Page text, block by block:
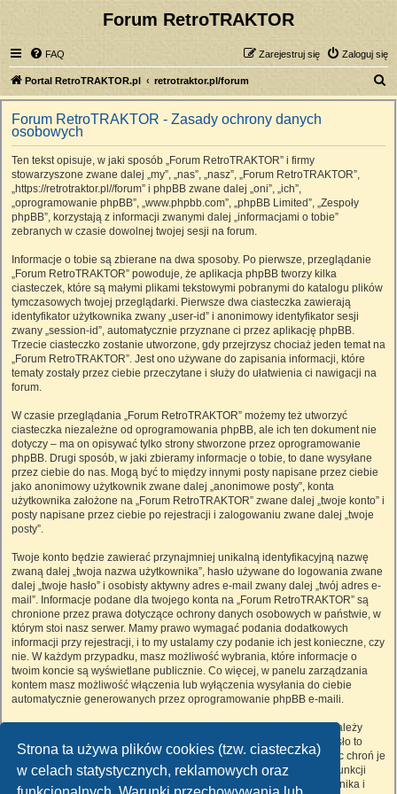
Strona ta używa plików cookies (tzw. ciasteczka)
w celach statystycznych, reklamowych oraz
Forum RetroTRAKTOR
FAQ Zaloguj się
Zarejestruj się
Portal RetroTRAKTOR.pl retrotraktor.pl/forum
z
Forum RetroTRAKTOR - Zasady ochrony danych
osobowych
Ten tekst opisuje, w jaki sposób „Forum RetroTRAKTOR” i firmy
stowarzyszone zwane dalej „my”, „nas”, „nasz”, „Forum RetroTRAKTOR”,
„https://retrotraktor.pl//forum” i phpBB zwane dalej „oni”, „ich”,
„oprogramowanie phpBB”, „www.phpbb.com”, „phpBB Limited”, „Zespoły
phpBB”, korzystają z informacji zwanymi dalej „informacjami o tobie”
zebranych w czasie dowolnej twojej sesji na forum.
Informacje o tobie są zbierane na dwa sposoby. Po pierwsze, przeglądanie
„Forum RetroTRAKTOR” powoduje, że aplikacja phpBB tworzy kilka
ciasteczek, które są małymi plikami tekstowymi pobranymi do katalogu plików
tymczasowych twojej przeglądarki. Pierwsze dwa ciasteczka zawierają
identyfikator użytkownika zwany „user-id” i anonimowy identyfikator sesji
zwany „session-id”, automatycznie przyznane ci przez aplikację phpBB.
Trzecie ciasteczko zostanie utworzone, gdy przejrzysz chociaż jeden temat na
„Forum RetroTRAKTOR”. Jest ono używane do zapisania informacji, które
tematy zostały przez ciebie przeczytane i służy do ułatwienia ci nawigacji na
forum.
W czasie przeglądania „Forum RetroTRAKTOR” możemy też utworzyć
ciasteczka niezależne od oprogramowania phpBB, ale ich ten dokument nie
dotyczy – ma on opisywać tylko strony stworzone przez oprogramowanie
phpBB. Drugi sposób, w jaki zbieramy informacje o tobie, to dane wysyłane
przez ciebie do nas. Mogą być to między innymi posty napisane przez ciebie
jako anonimowy użytkownik zwane dalej „anonimowe posty”, konta
użytkownika założone na „Forum RetroTRAKTOR” zwane dalej „twoje konto” i
posty napisane przez ciebie po rejestracji i zalogowaniu zwane dalej „twoje
posty”.
Twoje konto będzie zawierać przynajmniej unikalną identyfikacyjną nazwę
zwaną dalej „twoja nazwa użytkownika”, hasło używane do logowania zwane
dalej „twoje hasło” i osobisty aktywny adres e-mail zwany dalej „twój adres e-
mail”. Informacje podane dla twojego konta na „Forum RetroTRAKTOR” są
chronione przez prawa dotyczące ochrony danych osobowych w państwie, w
którym stoi nasz serwer. Mamy prawo wymagać podania dodatkowych
informacji przy rejestracji, i to my ustalamy czy podanie ich jest konieczne, czy
nie. W każdym przypadku, masz możliwość wybrania, które informacje o
twoim koncie są wyświetlane publicznie. Co więcej, w panelu zarządzania
kontem masz możliwość włączenia lub wyłączenia wysyłania do ciebie
automatycznie generowanych przez oprogramowanie phpBB e-maili.
Twoje hasło jest zaszyfrowane, więc jest bezpieczne, niemniej nie należy
używać tego samego hasła na różnych witrynach internetowych. Hasło to
umożliwia dostęp do twojego konta na „Forum RetroTRAKTOR”, więc chroń je
i w żadnym wypadku nie podawajnikomu. Jeśli je zapomnisz, użyj funkcji
„Nie pamiętam hasła”. Witryna poprosi cię o podanie nazwy użytkownika i